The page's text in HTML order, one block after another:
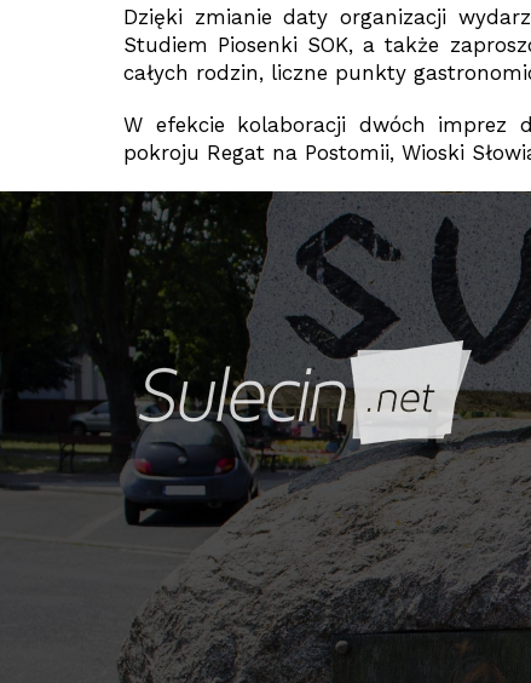
Dzięki zmianie daty organizacji
Studiem Piosenki SOK, a także
całych rodzin, liczne punkty
W efekcie kolaboracji dwóch imprez
pokroju Regat na Postomii, Wioski